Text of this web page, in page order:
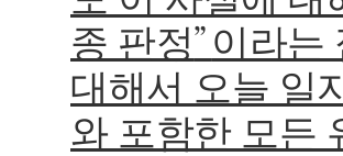
종 판정” 이라는
대해서 오늘 일
와 포함한 모든